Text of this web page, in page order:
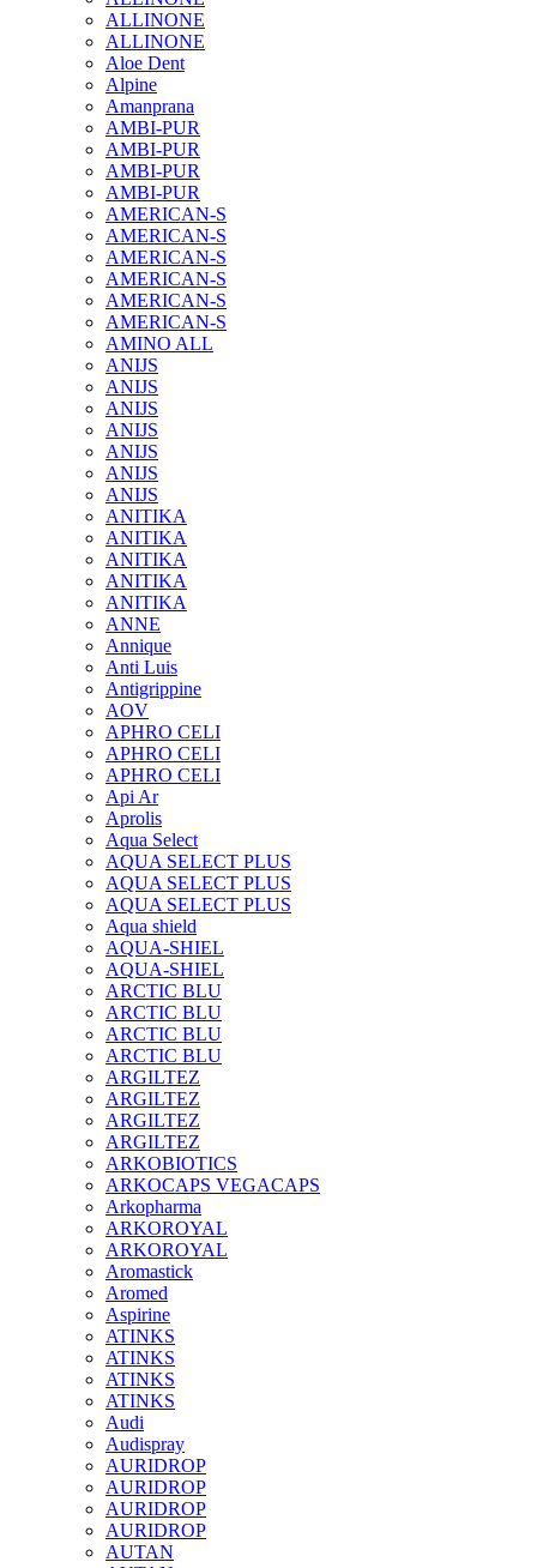
ALLINONE
ALLINONE
Aloe Dent
Alpine
Amanprana
AMBI-PUR
AMBI-PUR
AMBI-PUR
AMBI-PUR
AMERICAN-S
AMERICAN-S
AMERICAN-S
AMERICAN-S
AMERICAN-S
AMERICAN-S
AMINO ALL
ANIJS
ANIJS
ANIJS
ANIJS
ANIJS
ANIJS
ANIJS
ANITIKA
ANITIKA
ANITIKA
ANITIKA
ANITIKA
ANNE
Annique
Anti Luis
Antigrippine
AOV
APHRO CELI
APHRO CELI
APHRO CELI
Api Ar
Aprolis
Aqua Select
AQUA SELECT PLUS
AQUA SELECT PLUS
AQUA SELECT PLUS
Aqua shield
AQUA-SHIEL
AQUA-SHIEL
ARCTIC BLU
ARCTIC BLU
ARCTIC BLU
ARCTIC BLU
ARGILTEZ
ARGILTEZ
ARGILTEZ
ARGILTEZ
ARKOBIOTICS
ARKOCAPS VEGACAPS
Arkopharma
ARKOROYAL
ARKOROYAL
Aromastick
Aromed
Aspirine
ATINKS
ATINKS
ATINKS
ATINKS
Audi
Audispray
AURIDROP
AURIDROP
AURIDROP
AURIDROP
AUTAN